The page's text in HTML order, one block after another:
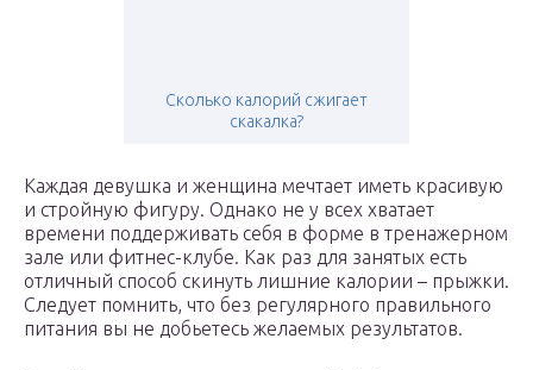
Сколько калорий сжигает
скакалка?
Каждая девушка и женщина мечтает иметь красивую
и стройную фигуру. Однако не у всех хватает
времени поддерживать себя в форме в тренажерном
зале или фитнес-клубе. Как раз для занятых есть
отличный способ скинуть лишние калории – прыжки.
Следует помнить, что без регулярного правильного
питания вы не добьетесь желаемых результатов.